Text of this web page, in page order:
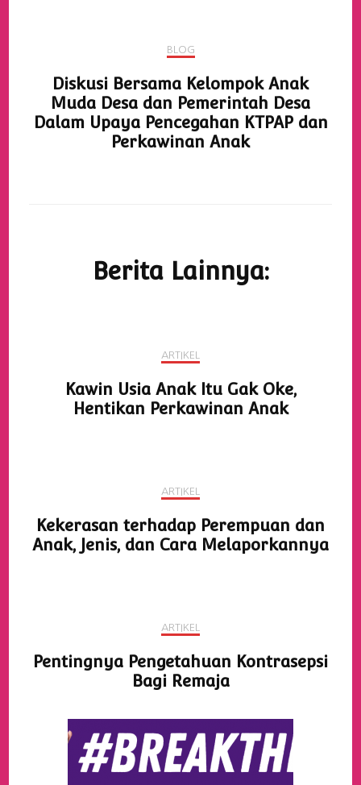
BLOG
Diskusi Bersama Kelompok Anak
Muda Desa dan Pemerintah Desa
Dalam Upaya Pencegahan KTPAP dan
Perkawinan Anak
Berita Lainnya:
ARTIKEL
Kawin Usia Anak Itu Gak Oke,
Hentikan Perkawinan Anak
ARTIKEL
Kekerasan terhadap Perempuan dan
Anak, Jenis, dan Cara Melaporkannya
ARTIKEL
Pentingnya Pengetahuan Kontrasepsi
Bagi Remaja